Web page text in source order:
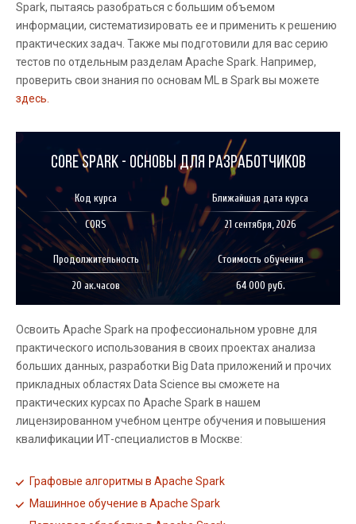
Spark, пытаясь разобраться с большим объемом
информации, систематизировать ее и применить к решению
практических задач. Также мы подготовили для вас серию
тестов по отдельным разделам Apache Spark. Например,
проверить свои знания по основам ML в Spark вы можете
здесь.
Core Spark - основы для разработчиков
Код курса
CORS
Ближайшая дата курса
21 сентября, 2026
Продолжительность
20 ак.часов
Стоимость обучения
64 000 руб.
Освоить Apache Spark на профессиональном уровне для
практического использования в своих проектах анализа
больших данных, разработки Big Data приложений и прочих
прикладных областях Data Science вы сможете на
практических курсах по Apache Spark в нашем
лицензированном учебном центре обучения и повышения
квалификации ИТ-специалистов в Москве:
Графовые алгоритмы в Apache Spark
Машинное обучение в Apache Spark